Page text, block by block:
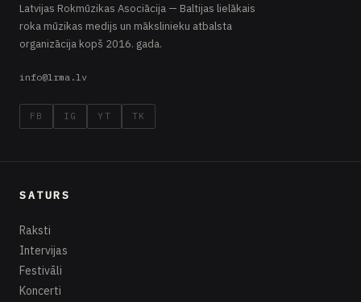
Latvijas Rokmūzikas Asociācija — Baltijas lielākais
roka mūzikas medijs un mākslinieku atbalsta
organizācija kopš 2016. gada.
info@lrma.lv
FB IG YT TK
SATURS
Raksti
Intervijas
Festivāli
Koncerti